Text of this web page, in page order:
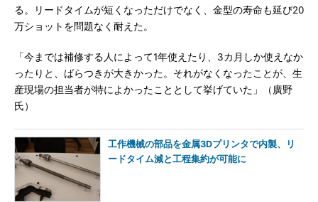
る。リードタイムが短くなっただけでなく、金型の寿命も延び20
万ショットを問題なく耐えた。
「今までは補修する人によって1年使えたり、3カ月しか使えなか
ったりと、ばらつきが大きかった。それがなくなったことが、生
産現場の担当者が特によかったこととして挙げていた」（廣野
氏）
工作機械の部品を金属3Dプリンタで内製、リ
ードタイム減と工程集約が可能に